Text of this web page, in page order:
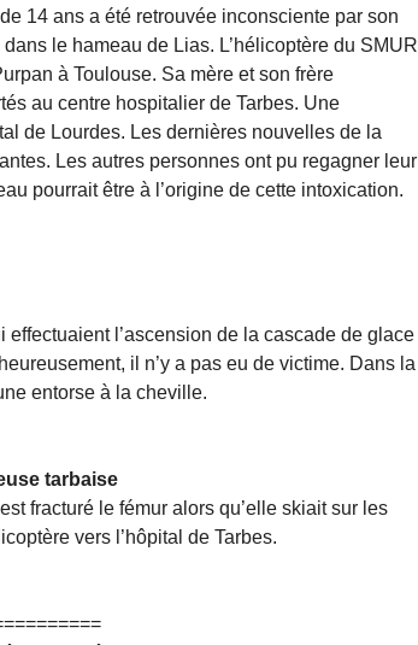
14 ans a été retrouvée inconsciente par son
le hameau de Lias. L’hélicoptère du SMUR
à Toulouse. Sa mère et son frère
au centre hospitalier de Tarbes. Une
de Lourdes. Les dernières nouvelles de la
Les autres personnes ont pu regagner leur
pourrait être à l’origine de cette intoxication.
l’ascension de la cascade de glace
il n’y a pas eu de victime. Dans la
entorse à la cheville.
tarbaise
fracturé le fémur alors qu’elle skiait sur les
vers l’hôpital de Tarbes.